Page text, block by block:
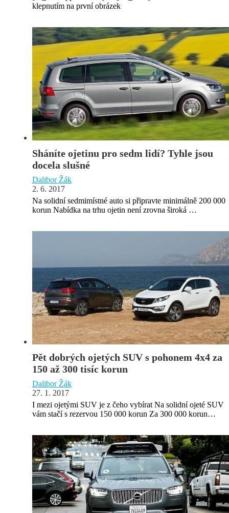
klepnutím na první obrázek
Sháníte ojetinu pro sedm lidí? Tyhle jsou
docela slušné
Dalibor Žák
2. 6. 2017
Na solidní sedmimístné auto si připravte minimálně 200 000
korun Nabídka na trhu ojetin není zrovna široká …
Pět dobrých ojetých SUV s pohonem 4x4 za
150 až 300 tisíc korun
Dalibor Žák
27. 1. 2017
I mezi ojetými SUV je z čeho vybírat Na solidní ojeté SUV
vám stačí s rezervou 150 000 korun Za 300 000 korun…